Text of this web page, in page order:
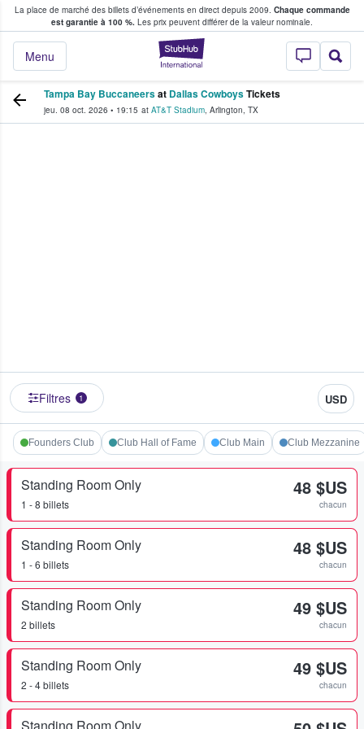
La place de marché des billets d’événements en direct depuis 2009. Chaque commande
est garantie à 100 %. Les prix peuvent différer de la valeur nominale.
StubHub - Où
Menu
fans achètent et vendent des billets
Tampa Bay Buccaneersat Dallas CowboysTickets
jeu. 08 oct. 2026 • 19:15 at AT&T Stadium, Arlington, TX
Filtres 1 USD
Founders Club Club Hall of Fame Club Main Club Mezzanine
Standing Room Only
1 - 8 billets
48 $US
chacun
Standing Room Only
1 - 6 billets
48 $US
chacun
Standing Room Only
2 billets
49 $US
chacun
Standing Room Only
2 - 4 billets
49 $US
chacun